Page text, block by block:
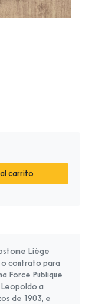
carrito
Liège
o contrato para
Force Publique
a
de 1903, e